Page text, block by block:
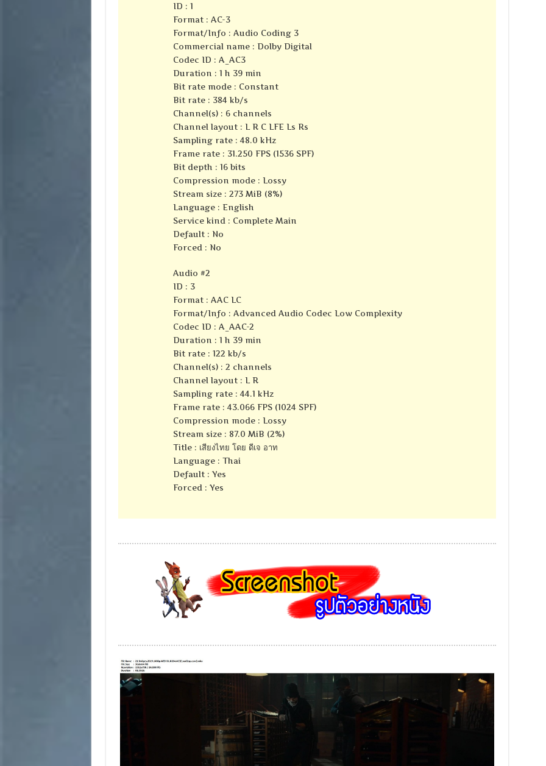
ID : 1
Format : AC-3
Format/Info : Audio Coding 3
Commercial name : Dolby Digital
Codec ID : A_AC3
Duration : 1 h 39 min
Bit rate mode : Constant
Bit rate : 384 kb/s
Channel(s) : 6 channels
Channel layout : L R C LFE Ls Rs
Sampling rate : 48.0 kHz
Frame rate : 31.250 FPS (1536 SPF)
Bit depth : 16 bits
Compression mode : Lossy
Stream size : 273 MiB (8%)
Language : English
Service kind : Complete Main
Default : No
Forced : No
Audio #2
ID : 3
Format : AAC LC
Format/Info : Advanced Audio Codec Low Complexity
Codec ID : A_AAC-2
Duration : 1 h 39 min
Bit rate : 122 kb/s
Channel(s) : 2 channels
Channel layout : L R
Sampling rate : 44.1 kHz
Frame rate : 43.066 FPS (1024 SPF)
Compression mode : Lossy
Stream size : 87.0 MiB (2%)
Title : เสียงไทย โดย ดีเจ อาท
Language : Thai
Default : Yes
Forced : Yes